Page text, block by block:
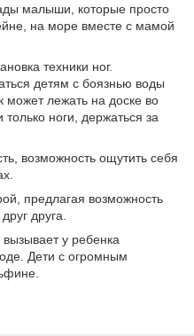
малыши, которые просто
на море вместе с мамой
техники ног.
детям с боязнью воды
может лежать на доске во
ноги, держаться за
возможность ощутить себя
предлагая возможность
друга.
у ребенка
Дети с огромным